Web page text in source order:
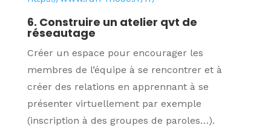
6. Construire un atelier qvt de
réseautage
Créer un espace pour encourager les
membres de l’équipe à se rencontrer et à
créer des relations en apprennant à se
présenter virtuellement par exemple
(inscription à des groupes de paroles…).